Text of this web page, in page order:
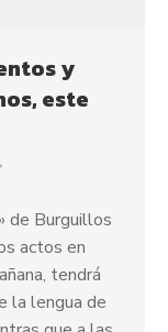
y
este
de Burguillos
actos en
tendrá
la lengua de